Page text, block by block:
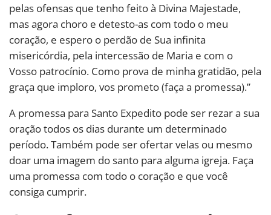
pelas ofensas que tenho feito à Divina Majestade,
mas agora choro e detesto-as com todo o meu
coração, e espero o perdão de Sua infinita
misericórdia, pela intercessão de Maria e com o
Vosso patrocínio. Como prova de minha gratidão, pela
graça que imploro, vos prometo (faça a promessa).”
A promessa para Santo Expedito pode ser rezar a sua
oração todos os dias durante um determinado
período. Também pode ser ofertar velas ou mesmo
doar uma imagem do santo para alguma igreja. Faça
uma promessa com todo o coração e que você
consiga cumprir.